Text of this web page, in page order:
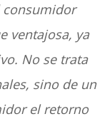
consumidor
ventajosa, ya
No se trata
sino de un
el retorno